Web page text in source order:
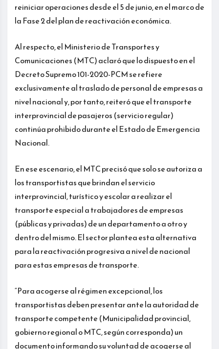
reiniciar operaciones desde el 5 de junio, en el marco de
la Fase 2 del plan de reactivación económica.
Al respecto, el Ministerio de Transportes y
Comunicaciones (MTC) aclaró que lo dispuesto en el
Decreto Supremo 101-2020-PCM se refiere
exclusivamente al traslado de personal de empresas a
nivel nacional y, por tanto, reiteró que el transporte
interprovincial de pasajeros (servicio regular)
continúa prohibido durante el Estado de Emergencia
Nacional.
En ese escenario, el MTC precisó que solo se autoriza a
los transportistas que brindan el servicio
interprovincial, turístico y escolar a realizar el
transporte especial a trabajadores de empresas
(públicas y privadas) de un departamento a otro y
dentro del mismo. El sector plantea esta alternativa
para la reactivación progresiva a nivel de nacional
para estas empresas de transporte.
“Para acogerse al régimen excepcional, los
transportistas deben presentar ante la autoridad de
transporte competente (Municipalidad provincial,
gobierno regional o MTC, según corresponda) un
documento informando su voluntad de acogerse al